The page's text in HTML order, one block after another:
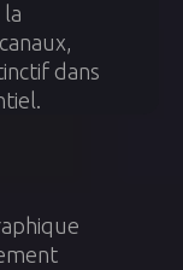
dans